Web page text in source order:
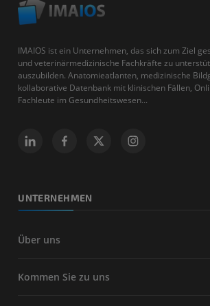
IMAIOS ist ein Unternehmen, das sich zum Ziel
und veterinärmedizinische Fachkräfte zu
auszubilden. Anatomieatlanten, medizinische
kollaborative Datenbank mit klinischen Fällen,
Fachleute im Gesundheitswesen...
UNTERNEHMEN
Über uns
Kommen Sie zu uns